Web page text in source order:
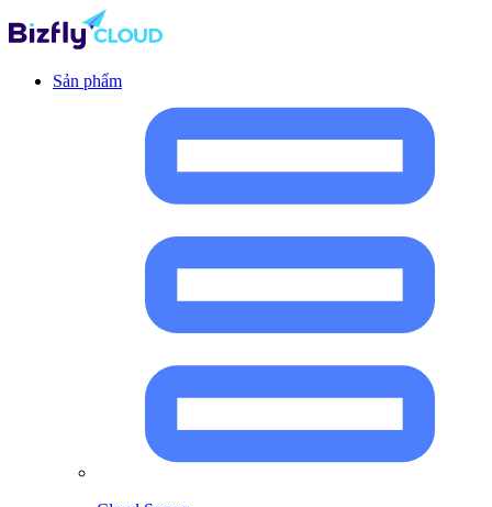
Sản phẩm